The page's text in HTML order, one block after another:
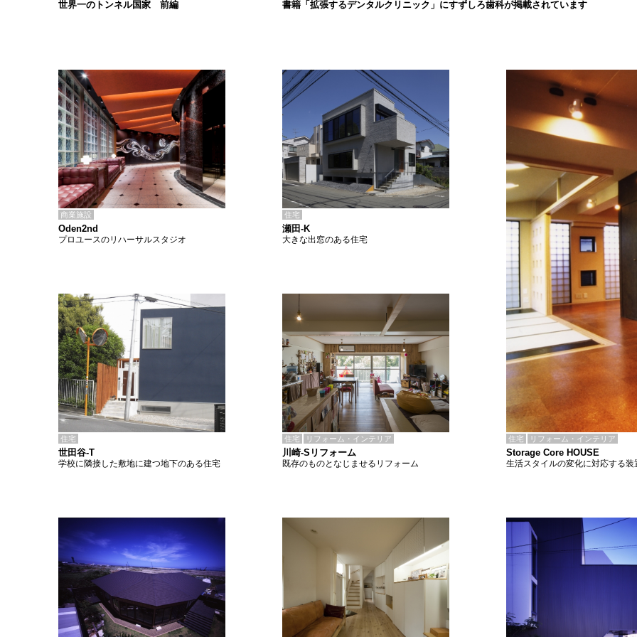
書籍「拡張するデンタルクリニック」にすずしろ歯科が掲載されています
世界一のトンネル国家 前編
商業施設
Oden2nd
プロユースのリハーサルスタジオ
住宅
瀬田-K
大きな出窓のある住宅
住宅
世田谷-T
学校に隣接した敷地に建つ地下のある住宅
住宅 リフォーム・インテリア
川崎-Sリフォーム
既存のものとなじませるリフォーム
住宅 リフォーム・インテリア
Storage Core HOUSE
生活スタイルの変化に対応する装